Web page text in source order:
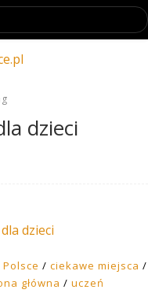
dzieci
/ ciekawe miejsca /
główna / uczeń